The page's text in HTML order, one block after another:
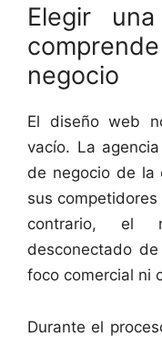
Elegir
negocio
El diseño web
vacío. La
de negocio de la
sus
contrario, el
desconectado
foco comercial ni
Durante el